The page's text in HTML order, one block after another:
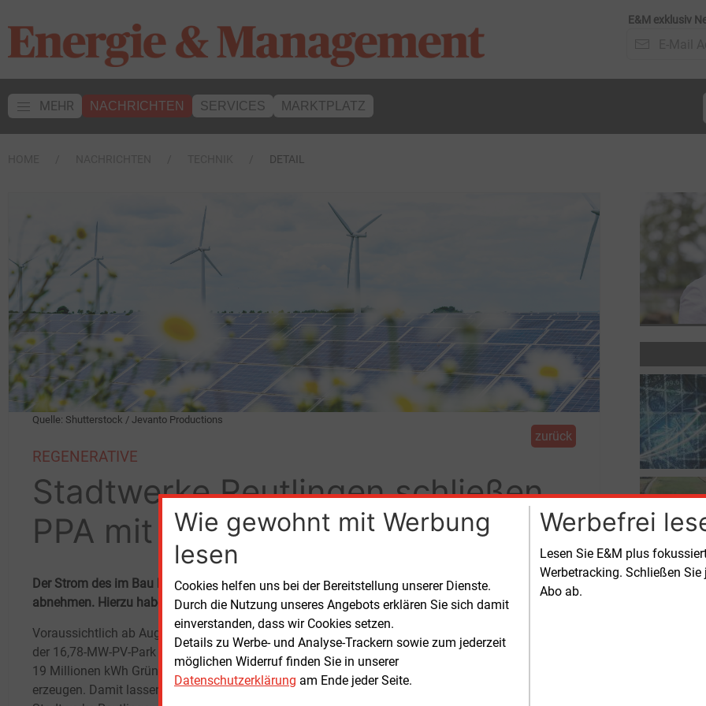
E&M exklusiv
MEHR NACHRICHTEN SERVICES MARKTPLATZ
DETAIL
Wie gewohnt mit Werbung
lesen
Cookies helfen uns bei der Bereitstellung unserer Dienste.
Durch die Nutzung unseres Angebots erklären Sie sich damit
einverstanden, dass wir Cookies setzen.
Details zu Werbe- und Analyse-Trackern sowie zum jederzeit
möglichen Widerruf finden Sie in unserer
Datenschutzerklärung am Ende jeder Seite.
Werbefrei
Lesen Sie E&M plus
Werbetracking. Schließen
Abo ab.
Quelle: Shutterstock / Jevanto Productions
zurück
REGENERATIVE
Stadtwerke Reutlingen schließen
PPA mit Schöller SI
Der Strom des im Bau befindlichen PV-Parks Buttenhausen werden die Stadtwerke Reutlingen
abnehmen. Hierzu haben Sie mit dem Projektentwickler Schöller SI einen Vertrag gesschlossen.
Voraussichtlich ab August dieses Jahres wird
der 16,78-MW-PV-Park Buttenhausen etwa
19 Millionen kWh Grünstrom pro Jahr
erzeugen. Damit lassen sich, wie die
17 Hektar, so groß wie etwa 23 Fußballfelder.
Sie liegt 66 Kilometer südlich vonStuttgart
auf der Hochfläche des Galgenberges,
inmitten von Wäldern und landwirtschaftlich